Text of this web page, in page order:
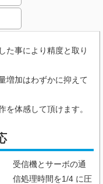
た事により精度と取り
増加はわずかに抑えて
を体感して頂けます。
受信機とサーボの通
信処理時間を1/4 に圧